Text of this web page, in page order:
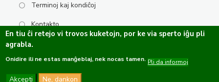
Terminoj kaj kondiĉoj
Kontakto
Kopirajto ©2019-2026 Esperanta Kulturservo · Ĉiuj rajtoj rezervitaj.
Dizajno deOPTASY
En tiu ĉi retejo vi trovos kuketojn, por ke via sperto iĝu pli
agrabla.
Onidire ili ne estas manĝeblaj, nek nocas tamen. Pli da informoj
Akcepti Ne, dankon